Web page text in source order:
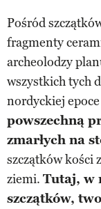
Pośród
fragmenty
archeolodzy
wszystkich tych
nordyckiej
powszechną
zmarłych na
szczątków kości
ziemi. Tutaj, w
szczątków,